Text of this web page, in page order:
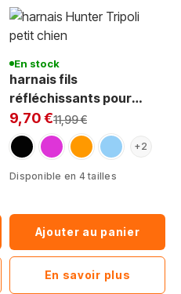
En stock
harnais fils
réfléchissants pour
chien Hunter Tripoli
Exclu Web:
9,70 €Prix normal
11,99 €
noir
framboise
orangebleu clair
+2
Disponible en 4 tailles
Ajouter au panier
En savoir plus